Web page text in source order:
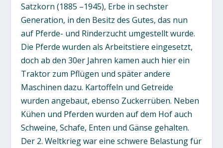
Satzkorn (1885 –1945), Erbe in sechster
Generation, in den Besitz des Gutes, das nun
auf Pferde- und Rinderzucht umgestellt wurde.
Die Pferde wurden als Arbeitstiere eingesetzt,
doch ab den 30er Jahren kamen auch hier ein
Traktor zum Pflügen und später andere
Maschinen dazu. Kartoffeln und Getreide
wurden angebaut, ebenso Zuckerrüben. Neben
Kühen und Pferden wurden auf dem Hof auch
Schweine, Schafe, Enten und Gänse gehalten.
Der 2. Weltkrieg war eine schwere Belastung für